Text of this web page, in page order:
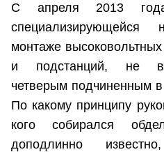
С апреля 2013
специализирующейся
монтаже
и подстанций, не
четверым подчиненным
По какому принципу
кого собирался
доподлинно